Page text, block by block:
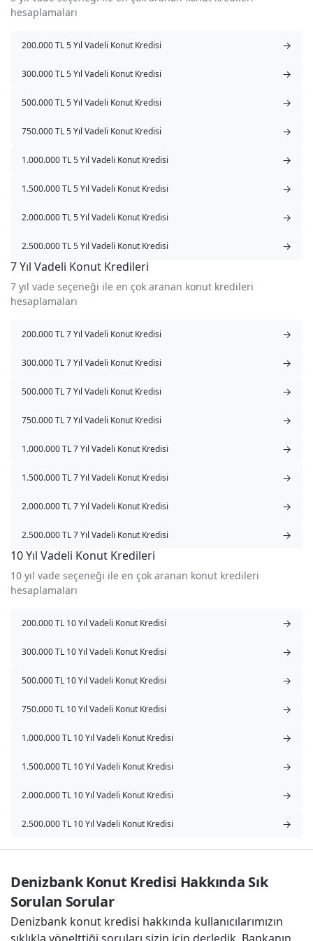
hesaplamaları
200.000 TL 5 Yıl Vadeli Konut Kredisi →
300.000 TL 5 Yıl Vadeli Konut Kredisi →
500.000 TL 5 Yıl Vadeli Konut Kredisi →
750.000 TL 5 Yıl Vadeli Konut Kredisi →
1.000.000 TL 5 Yıl Vadeli Konut Kredisi →
1.500.000 TL 5 Yıl Vadeli Konut Kredisi →
2.000.000 TL 5 Yıl Vadeli Konut Kredisi →
2.500.000 TL 5 Yıl Vadeli Konut Kredisi →
7 Yıl Vadeli Konut Kredileri
7 yıl vade seçeneği ile en çok aranan konut kredileri
hesaplamaları
200.000 TL 7 Yıl Vadeli Konut Kredisi →
300.000 TL 7 Yıl Vadeli Konut Kredisi →
500.000 TL 7 Yıl Vadeli Konut Kredisi →
750.000 TL 7 Yıl Vadeli Konut Kredisi →
1.000.000 TL 7 Yıl Vadeli Konut Kredisi →
1.500.000 TL 7 Yıl Vadeli Konut Kredisi →
2.000.000 TL 7 Yıl Vadeli Konut Kredisi →
2.500.000 TL 7 Yıl Vadeli Konut Kredisi →
10 Yıl Vadeli Konut Kredileri
10 yıl vade seçeneği ile en çok aranan konut kredileri
hesaplamaları
200.000 TL 10 Yıl Vadeli Konut Kredisi →
300.000 TL 10 Yıl Vadeli Konut Kredisi →
500.000 TL 10 Yıl Vadeli Konut Kredisi →
750.000 TL 10 Yıl Vadeli Konut Kredisi →
1.000.000 TL 10 Yıl Vadeli Konut Kredisi →
1.500.000 TL 10 Yıl Vadeli Konut Kredisi →
2.000.000 TL 10 Yıl Vadeli Konut Kredisi →
2.500.000 TL 10 Yıl Vadeli Konut Kredisi →
Denizbank Konut Kredisi Hakkında Sık
Sorulan Sorular
Denizbank konut kredisi hakkında kullanıcılarımızın